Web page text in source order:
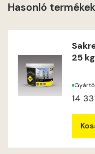
Hasonló termékek
25
14